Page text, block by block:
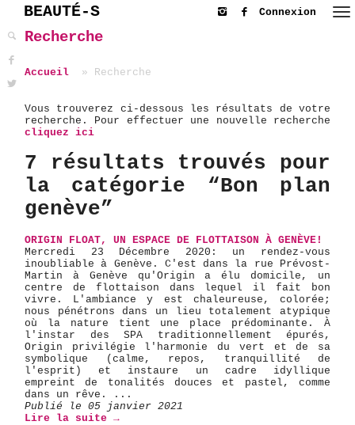
BEAUTÉ-S Connexion
Recherche
Accueil Recherche
Vous trouverez ci-dessous les résultats de votre
recherche. Pour effectuer une nouvelle recherche
cliquez ici
7 résultats trouvés pour
la catégorie “Bon plan
genève”
ORIGIN FLOAT, UN ESPACE DE FLOTTAISON À GENÈVE!
Mercredi 23 Décembre 2020: un rendez-vous
inoubliable à Genève. C'est dans la rue Prévost-
Martin à Genève qu'Origin a élu domicile, un
centre de flottaison dans lequel il fait bon
vivre. L'ambiance y est chaleureuse, colorée;
nous pénétrons dans un lieu totalement atypique
où la nature tient une place prédominante. À
l'instar des SPA traditionnellement épurés,
Origin privilégie l'harmonie du vert et de sa
symbolique (calme, repos, tranquillité de
l'esprit) et instaure un cadre idyllique
empreint de tonalités douces et pastel, comme
dans un rêve. ...
Publié le 05 janvier 2021
Lire la suite →